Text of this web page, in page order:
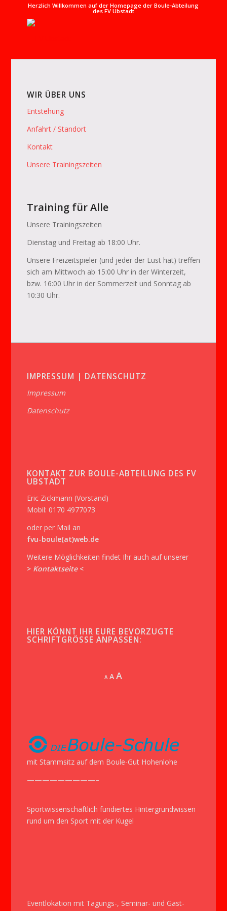
Herzlich Willkommen auf der Homepage der Boule-Abteilung
des FV Ubstadt
WIR ÜBER UNS
Entstehung
Anfahrt / Standort
Kontakt
Unsere Trainingszeiten
Training für Alle
Unsere Trainingszeiten
Dienstag und Freitag ab 18:00 Uhr.
Unsere Freizeitspieler (und jeder der Lust hat) treffen
sich am Mittwoch ab 15:00 Uhr in der Winterzeit,
bzw. 16:00 Uhr in der Sommerzeit und Sonntag ab
10:30 Uhr.
IMPRESSUM | DATENSCHUTZ
Impressum
Datenschutz
KONTAKT ZUR BOULE-ABTEILUNG DES FV
UBSTADT
Eric Zickmann (Vorstand)
Mobil: 0170 4977073
oder per Mail an
fvu-boule(at)web.de
Weitere Möglichkeiten findet Ihr auch auf unserer
> Kontaktseite <
HIER KÖNNT IHR EURE BEVORZUGTE
SCHRIFTGRÖSSE ANPASSEN:
A Decrease
A Reset
A
mit Stammsitz auf dem Boule-Gut Hohenlohe
—————————–
Sportwissenschaftlich fundiertes Hintergrundwissen
rund um den Sport mit der Kugel
Eventlokation mit Tagungs-, Seminar- und Gast-